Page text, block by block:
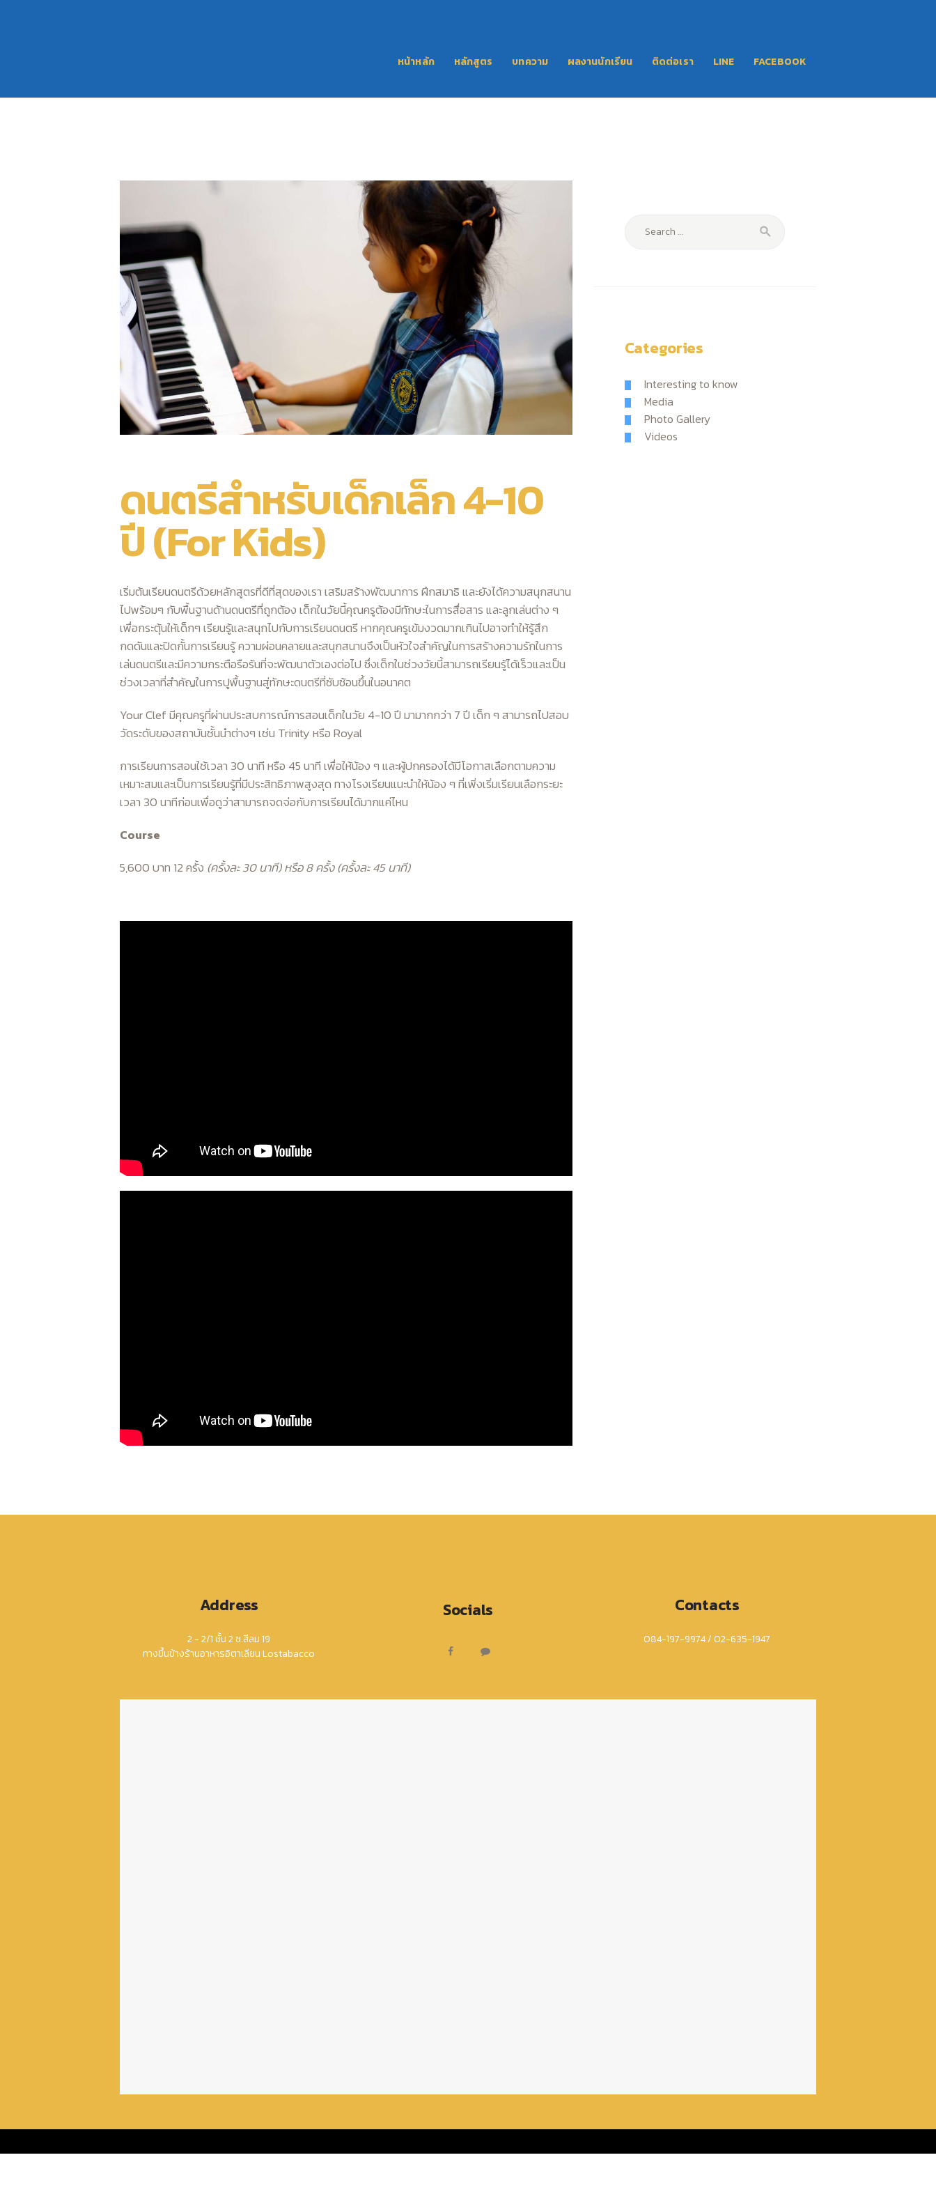
หน้าหลัก หลักสูตร บทความ ผลงานนักเรียน ติดต่อเรา LINE FACEBOOK
หลักสูตร
LINE
FACEBOOK
ดนตรีสำหรับเด็กเล็ก 4-10
ปี (For Kids)
เริ่มต้นเรียนดนตรีด้วยหลักสูตรที่ดีที่สุดของเรา เสริมสร้างพัฒนาการ ฝึกสมาธิ และยังได้ความสนุกสนาน
ไปพร้อมๆ กับพื้นฐานด้านดนตรีที่ถูกต้อง เด็กในวัยนี้คุณครูต้องมีทักษะในการสื่อสาร และลูกเล่นต่าง ๆ
เพื่อกระตุ้นให้เด็กๆ เรียนรู้และสนุกไปกับการเรียนดนตรี หากคุณครูเข้มงวดมากเกินไปอาจทำให้รู้สึก
กดดันและปิดกั้นการเรียนรู้ ความผ่อนคลายและสนุกสนานจึงเป็นหัวใจสำคัญในการสร้างความรักในการ
เล่นดนตรีและมีความกระตือรือร้นที่จะพัฒนาตัวเองต่อไป ซึ่งเด็กในช่วงวัยนี้สามารถเรียนรู้ได้เร็วและเป็น
ช่วงเวลาที่สำคัญในการปูพื้นฐานสู่ทักษะดนตรีที่ซับซ้อนขึ้นในอนาคต
Your Clef มีคุณครูที่ผ่านประสบการณ์การสอนเด็กในวัย 4-10 ปี มามากกว่า 7 ปี เด็ก ๆ สามารถไปสอบ
วัดระดับของสถาบันชั้นนำต่างๆ เช่น Trinity หรือ Royal
การเรียนการสอนใช้เวลา 30 นาที หรือ 45 นาที เพื่อให้น้อง ๆ และผู้ปกครองได้มีโอกาสเลือกตามความ
เหมาะสมและเป็นการเรียนรู้ที่มีประสิทธิภาพสูงสุด ทางโรงเรียนแนะนำให้น้อง ๆ ที่เพิ่งเริ่มเรียนเลือกระยะ
เวลา 30 นาทีก่อนเพื่อดูว่าสามารถจดจ่อกับการเรียนได้มากแค่ไหน
Course
5,600 บาท 12 ครั้ง (ครั้งละ 30 นาที) หรือ 8 ครั้ง (ครั้งละ 45 นาที)
Search
for:
Categories
Interesting to know
Media
Photo Gallery
Videos
Address
2 - 2/1 ชั้น 2 ซ.สีลม 19
ทางขึ้นข้างร้านอาหารอิตาเลียน Lostabacco
Socials Contacts
084-197-9974 / 02-635-1947